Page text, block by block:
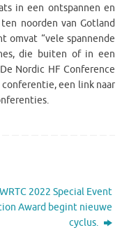
in een ontspannen en
noorden van Gotland
omvat “vele spannende
die buiten of in een
Nordic HF Conference
een link naar
WRTC 2022 Special Event
Award begint nieuwe
cyclus.